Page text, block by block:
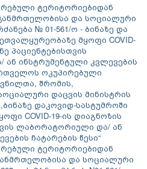
ტერიტორიებიდან
და სოციალური
№ 01-561/ო - ბინაზე და
მყოფი COVID-
პაციენტებისთვის
ინსტრუმენტული კვლევების
ოკუპირებული
შრომის,
დაცვის მინისტრის
დაკოვიდ-სასტუმროში
COVID-19-ის დიაგნოზის
ლაბორატორიული და/ ან
ჩატარების წესი“
ტერიტორიებიდან
და სოციალური